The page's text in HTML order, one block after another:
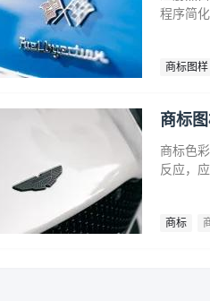
程序简
商标图样
商标
商标色
反应，
商标